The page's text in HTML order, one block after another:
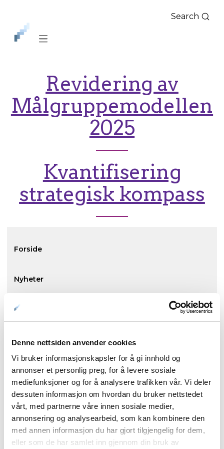
Denne nettsiden anvender cookies
Vi bruker informasjonskapsler for å gi innhold og
annonser et personlig preg, for å levere sosiale
mediefunksjoner og for å analysere trafikken vår. Vi deler
dessuten informasjon om hvordan du bruker nettstedet
vårt, med partnerne våre innen sosiale medier,
annonsering og analysearbeid, som kan kombinere den
med annen informasjon du har gjort tilgjengelig for dem,
eller som de har samlet inn gjennom din bruk av
iLag
Nord
Norge
Search
Revidering av
Målgruppemodellen
2025
Kvantifisering
strategisk kompass
Forside
Nyheter
Kunnskapsbasen
Markedsinnsikt
NordNorsk Reiseliv AS
+47 901 77 500
post@nordnorge.com